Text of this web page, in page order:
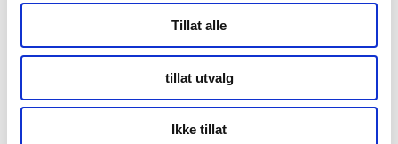
Tillat alle
tillat utvalg
Ikke tillat
Org.nr. 994 153 862